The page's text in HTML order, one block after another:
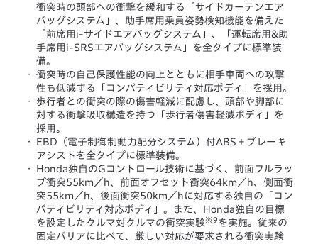
衝突時の頭部への衝撃を緩和する「サイドカーテンエア
バッグシステム」、助手席用乗員姿勢検知機能を備えた
「前席用i-サイドエアバッグシステム」、「運転席用&助
手席用i-SRSエアバッグシステム」を全タイプに標準装
備。
・
衝突時の自己保護性能の向上とともに相手車両への攻撃
性も低減する「コンパティビリティ対応ボディ」を採用。
・
歩行者との衝突の際の傷害軽減に配慮し、頭部や脚部に
対する衝撃吸収構造を持つ「歩行者傷害軽減ボディ」を
採用。
・
EBD（電子制御制動力配分システム）付ABS＋ブレーキ
アシストを全タイプに標準装備。
・
Honda独自のGコントロール技術に基づく、前面フルラッ
プ衝突55km／h、前面オフセット衝突64km／h、側面衝
突55km／h、後面衝突50km／hに対応する独自の「コン
パティビリティ対応ボディ」。また、Honda独自の目標
を設定したクルマ対クルマの衝突実験※9 を実施。従来の
固定バリアに比べて、厳しい対応が要求される衝突実験